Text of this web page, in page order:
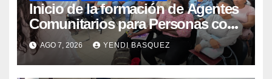
Inicio de la formación de Agentes
Comunitarios para Personas con
Discapacidad en el Centro de
Rehabilitación J.J. Arvelo
AGO 7, 2026 YENDI BASQUEZ